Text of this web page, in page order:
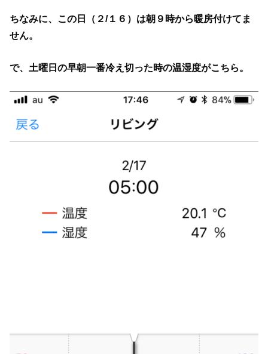
ちなみに、この日（２/１６）は朝９時から暖房付けてま
せん。
で、土曜日の早朝一番冷え切った時の温湿度がこちら。